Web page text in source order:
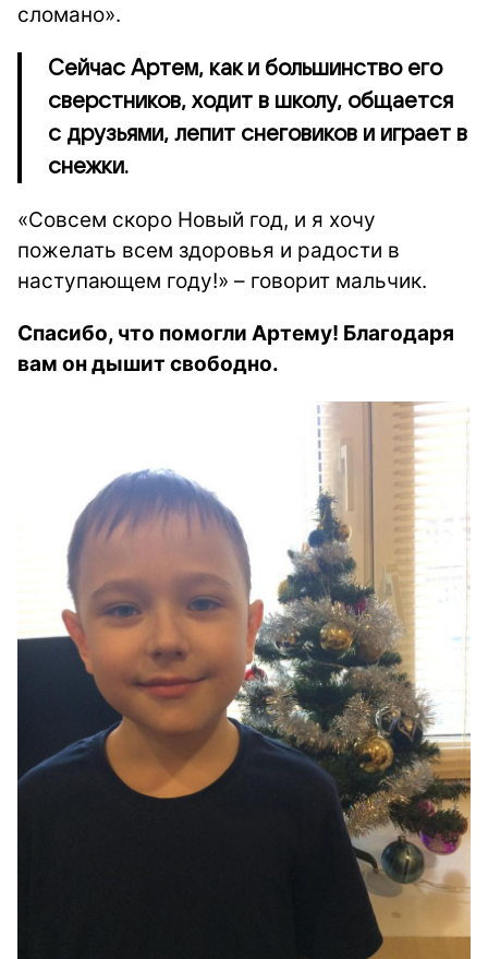
сломано».
Сейчас Артем, как и большинство его
сверстников, ходит в школу, общается
с друзьями, лепит снеговиков и играет в
снежки.
«Совсем скоро Новый год, и я хочу
пожелать всем здоровья и радости в
наступающем году!» – говорит мальчик.
Спасибо, что помогли Артему! Благодаря
вам он дышит свободно.